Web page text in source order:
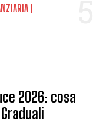
2026: cosa